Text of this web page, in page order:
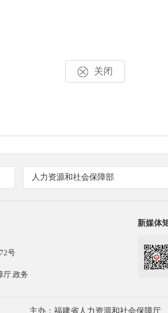
关闭
人力资源和社会保障部
号
厅.政务
新媒体
主办：福建省人力资源和社会保障厅